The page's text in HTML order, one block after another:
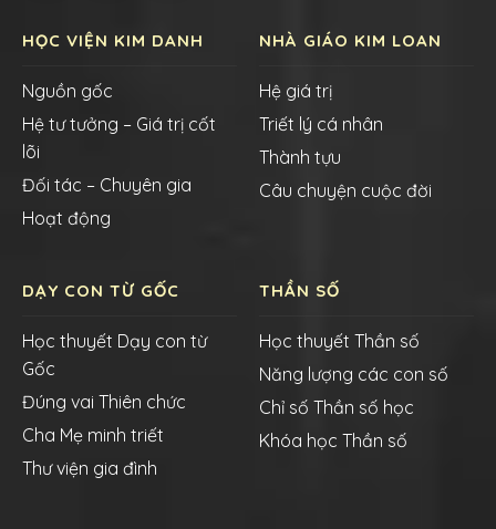
HỌC VIỆN KIM DANH
Nguồn gốc
Hệ tư tưởng – Giá trị cốt
lõi
Đối tác – Chuyên gia
Hoạt động
NHÀ GIÁO KIM LOAN
Hệ giá trị
Triết lý cá nhân
Thành tựu
Câu chuyện cuộc đời
DẠY CON TỪ GỐC
Học thuyết Dạy con từ
Gốc
Đúng vai Thiên chức
Cha Mẹ minh triết
Thư viện gia đình
THẦN SỐ
Học thuyết Thần số
Năng lượng các con số
Chỉ số Thần số học
Khóa học Thần số